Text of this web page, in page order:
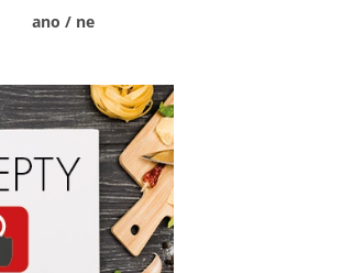
ano / ne